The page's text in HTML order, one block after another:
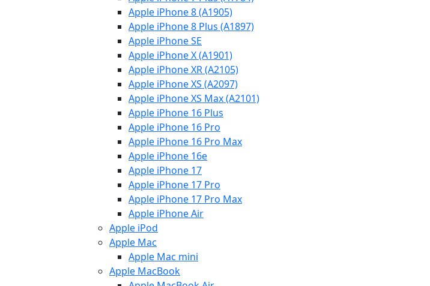
Apple iPhone 8 (A1905)
Apple iPhone 8 Plus (A1897)
Apple iPhone SE
Apple iPhone X (A1901)
Apple iPhone XR (A2105)
Apple iPhone XS (A2097)
Apple iPhone XS Max (A2101)
Apple iPhone 16 Plus
Apple iPhone 16 Pro
Apple iPhone 16 Pro Max
Apple iPhone 16e
Apple iPhone 17
Apple iPhone 17 Pro
Apple iPhone 17 Pro Max
Apple iPhone Air
Apple iPod
Apple Mac
Apple Mac mini
Apple MacBook